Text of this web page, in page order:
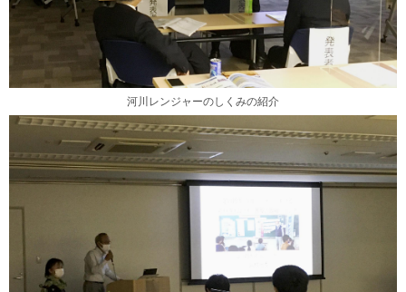
河川レンジャーのしくみの紹介